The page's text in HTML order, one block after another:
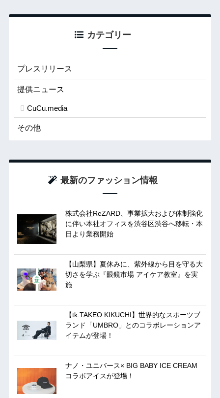
カテゴリー
プレスリリース
提供ニュース
CuCu.media
その他
最新のファッション情報
株式会社ReZARD、事業拡大および体制強化
に伴い本社オフィスを渋谷区渋谷へ移転・本
日より業務開始
【山梨県】夏休みに、紫外線から目を守る大
切さを学ぶ『眼鏡市場 アイケア教室』を実
施
【tk.TAKEO KIKUCHI】世界的なスポーツブ
ランド「UMBRO」とのコラボレーションア
イテムが登場！
ナノ・ユニバース× BIG BABY ICE CREAM
コラボアイスが登場！